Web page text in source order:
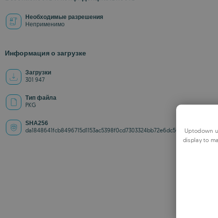
Необходимые разрешения
Неприменимо
Информация о загрузке
Загрузки
301 947
Тип файла
PKG
SHA256
da1848641fcb8496715d1153ac5398f0cd7303324bb72e6dc568f373f2e4bb34
Uptodown
display to